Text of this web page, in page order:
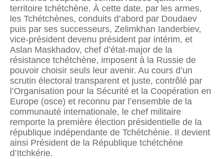
territoire tchétchène. À cette date, par les armes,
les Tchétchènes, conduits d’abord par Doudaev
puis par ses successeurs, Zelimkhan Ianderbiev,
vice-président devenu président par intérim, et
Aslan Maskhadov, chef d’état-major de la
résistance tchétchène, imposent à la Russie de
pouvoir choisir seuls leur avenir. Au cours d’un
scrutin électoral transparent et juste, contrôlé par
l’Organisation pour la Sécurité et la Coopération en
Europe (osce) et reconnu par l’ensemble de la
communauté internationale, le chef militaire
remporte la première élection présidentielle de la
république indépendante de Tchétchénie. Il devient
ainsi Président de la République tchétchène
d’Itchkérie.